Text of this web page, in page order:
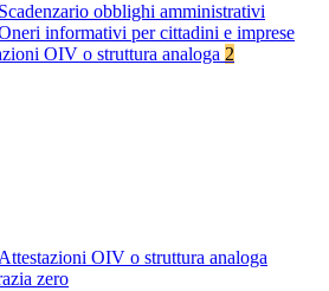
Scadenzario obblighi amministrativi
informativi per cittadini e imprese
OIV o struttura analoga 2
Attestazioni OIV o struttura analoga
zero